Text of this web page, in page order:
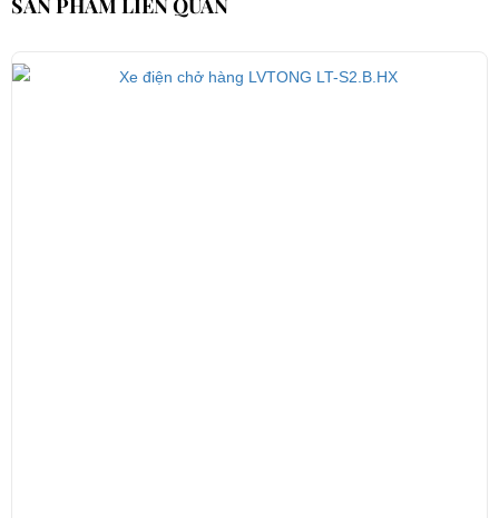
SẢN PHẨM LIÊN QUAN